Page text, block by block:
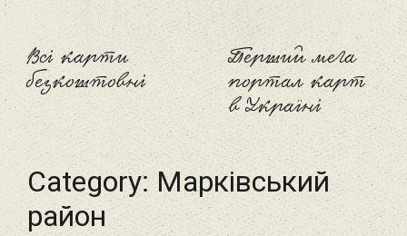
Всі карти
безкоштовні
Перший мега
портал карт
в Україні
Category:Марківський
район